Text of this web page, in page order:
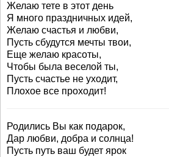
Желаю тете в этот день
Я много праздничных идей,
Желаю счастья и любви,
Пусть сбудутся мечты твои,
Еще желаю красоты,
Чтобы была веселой ты,
Пусть счастье не уходит,
Плохое все проходит!
Родились Вы как подарок,
Дар любви, добра и солнца!
Пусть путь ваш будет ярок